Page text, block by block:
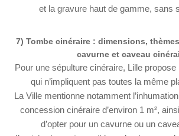
et la gravure haut de gamme, sans
7) Tombe cinéraire : dimensions,
cavurne et caveau
Pour une sépulture cinéraire, Lille
qui n’impliquent pas toutes la même
La Ville mentionne notamment
concession cinéraire d’environ 1 m²,
d’opter pour un cavurne ou un